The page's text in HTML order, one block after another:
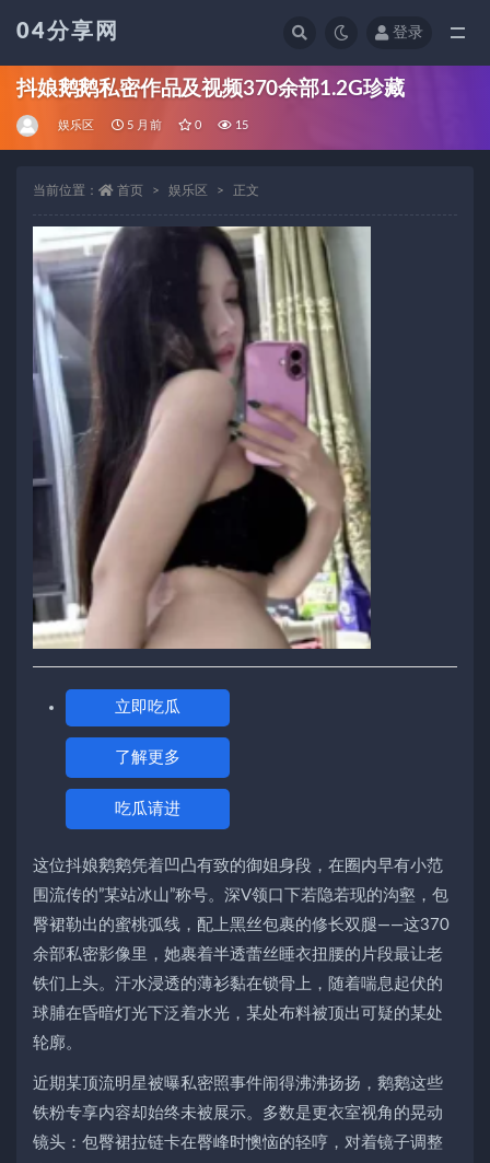
04分享网 登录
抖娘鹅鹅私密作品及视频370余部1.2G珍藏
娱乐区 5 月前 0 15
当前位置： 首页 娱乐区 正文
立即吃瓜
了解更多
吃瓜请进
这位抖娘鹅鹅凭着凹凸有致的御姐身段，在圈内早有小范
围流传的”某站冰山”称号。深V领口下若隐若现的沟壑，包
臀裙勒出的蜜桃弧线，配上黑丝包裹的修长双腿——这370
余部私密影像里，她裹着半透蕾丝睡衣扭腰的片段最让老
铁们上头。汗水浸透的薄衫黏在锁骨上，随着喘息起伏的
球脯在昏暗灯光下泛着水光，某处布料被顶出可疑的某处
轮廓。
近期某顶流明星被曝私密照事件闹得沸沸扬扬，鹅鹅这些
铁粉专享内容却始终未被展示。多数是更衣室视角的晃动
镜头：包臀裙拉链卡在臀峰时懊恼的轻哼，对着镜子调整